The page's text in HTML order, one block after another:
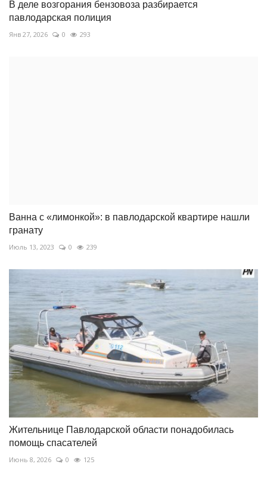
В деле возгорания бензовоза разбирается
павлодарская полиция
Янв 27, 2026 0 293
Ванна с «лимонкой»: в павлодарской квартире нашли
гранату
Июль 13, 2023 0 239
Жительнице Павлодарской области понадобилась
помощь спасателей
Июнь 8, 2026 0 125